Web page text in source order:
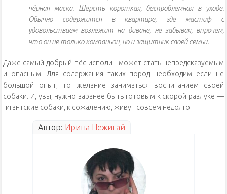
чёрная маска. Шерсть короткая, беспроблемная в уходе.
Обычно содержится в квартире, где мастиф с
удовольствием возлежит на диване, не забывая, впрочем,
что он не только компаньон, но и защитник своей семьи.
Даже самый добрый пёс-исполин может стать непредсказуемым
и опасным. Для содержания таких пород необходим если не
большой опыт, то желание заниматься воспитанием своей
собаки. И, увы, нужно заранее быть готовым к скорой разлуке —
гигантские собаки, к сожалению, живут совсем недолго.
Автор: Ирина Нежигай